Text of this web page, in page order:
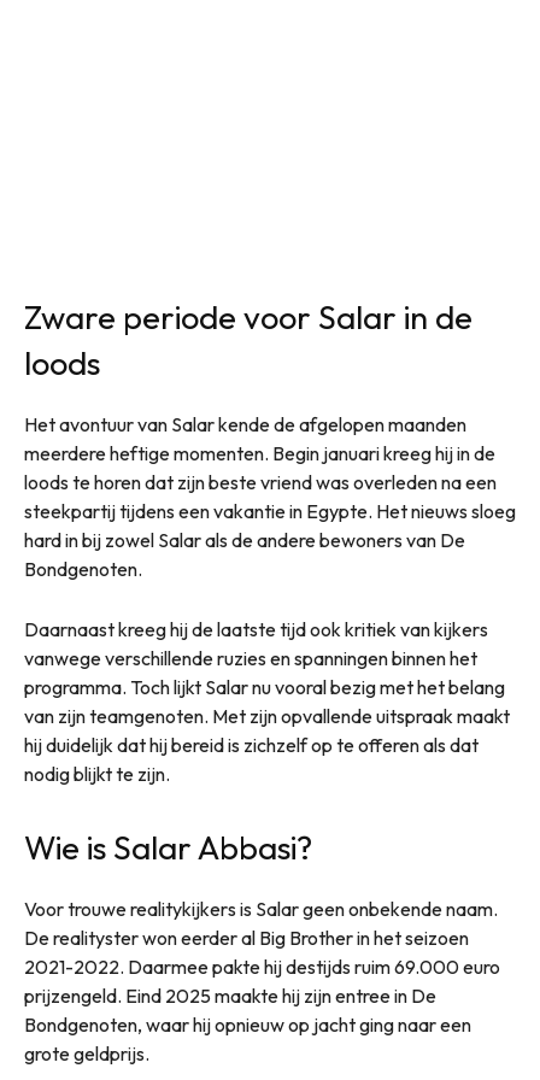
Zware periode voor Salar in de
loods
Het avontuur van Salar kende de afgelopen maanden
meerdere heftige momenten. Begin januari kreeg hij in de
loods te horen dat zijn beste vriend was overleden na een
steekpartij tijdens een vakantie in Egypte. Het nieuws sloeg
hard in bij zowel Salar als de andere bewoners van De
Bondgenoten.
Daarnaast kreeg hij de laatste tijd ook kritiek van kijkers
vanwege verschillende ruzies en spanningen binnen het
programma. Toch lijkt Salar nu vooral bezig met het belang
van zijn teamgenoten. Met zijn opvallende uitspraak maakt
hij duidelijk dat hij bereid is zichzelf op te offeren als dat
nodig blijkt te zijn.
Wie is Salar Abbasi?
Voor trouwe realitykijkers is Salar geen onbekende naam.
De realityster won eerder al Big Brother in het seizoen
2021-2022. Daarmee pakte hij destijds ruim 69.000 euro
prijzengeld. Eind 2025 maakte hij zijn entree in De
Bondgenoten, waar hij opnieuw op jacht ging naar een
grote geldprijs.